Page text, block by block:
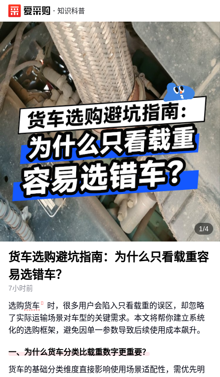
· 知识科普
1/4
货车选购避坑指南：为什么只看载重容
易选错车？
7小时前
选购货车
时，很多用户会陷入只看载重的误区，却忽略
了实际运输场景对车型的关键需求。本文将帮你建立系统
化的选购框架，避免因单一参数导致后续使用成本飙升。
一、为什么货车分类比载重数字更重要？
货车的基础分类维度直接影响使用场景适配性，需优先明